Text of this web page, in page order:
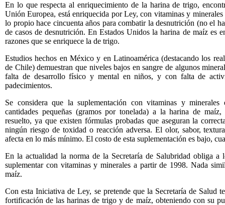
En lo que respecta al enriquecimiento de la harina de trigo,
Unión Europea, está enriquecida por Ley, con vitaminas y
lo propio hace cincuenta años para combatir la desnutrición (no el
de casos de desnutrición. En Estados Unidos la harina de maíz es
razones que se enriquece la de trigo.
Estudios hechos en México y en Latinoamérica (destacando los
de Chile) demuestran que niveles bajos en sangre de algunos
falta de desarrollo físico y mental en niños, y con falta de
padecimientos.
Se considera que la suplementación con vitaminas y
cantidades pequeñas (gramos por tonelada) a la harina de
resuelto, ya que existen fórmulas probadas que aseguran la
ningún riesgo de toxidad o reacción adversa. El olor, sabor,
afecta en lo más mínimo. El costo de esta suplementación es bajo,
En la actualidad la norma de la Secretaría de Salubridad obliga a
suplementar con vitaminas y minerales a partir de 1998. Nada
maíz.
Con esta Iniciativa de Ley, se pretende que la Secretaría de Salud
fortificación de las harinas de trigo y de maíz, obteniendo con su